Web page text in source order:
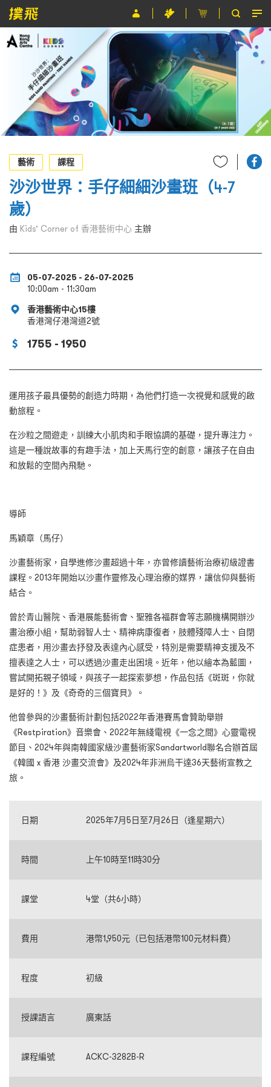
節目
主辦單位
關於撲飛
條款及細則
EN
藝術
課程
沙沙世界：手仔細細沙畫班（4-7
歲）
由 Kids’ Corner of 香港藝術中心 主辦
05-07-2025 - 26-07-2025
10:00am - 11:30am
香港藝術中心15樓
香港灣仔港灣道2號
1755 - 1950
運用孩子最具優勢的創造力時期，為他們打造一次視覺和感覺的啟
動旅程。
在沙粒之間遊走，訓練大小肌肉和手眼協調的基礎，提升專注力。
這是一種說故事的有趣手法，加上天馬行空的創意，讓孩子在自由
和放鬆的空間內飛馳。
導師
馬穎章（馬仔）
沙畫藝術家，自學進修沙畫超過十年，亦曾修讀藝術治療初級證書
課程。2013年開始以沙畫作靈修及心理治療的媒界，讓信仰與藝術
結合。
曾於青山醫院、香港展能藝術會、聖雅各福群會等志願機構開辦沙
畫治療小組，幫助弱智人士、精神病康復者，肢體殘障人士、自閉
症患者，用沙畫去抒發及表達內心感受，特別是需要精神支援及不
擅表達之人士，可以透過沙畫走出困境。近年，他以繪本為藍圖，
嘗試開拓親子領域，與孩子一起探索夢想，作品包括《斑斑，你就
是好的！》及《奇奇的三個寶貝》。
他曾參與的沙畫藝術計劃包括2022年香港賽馬會贊助舉辦
《Restpiration》音樂會、2022年無綫電視《一念之間》心靈電視
節目、2024年與南韓國家級沙畫藝術家Sandartworld聯名合辦首屆
《韓國 x 香港 沙畫交流會》及2024年非洲烏干達36天藝術宣教之
旅。
日期 2025年7月5日至7月26日（逢星期六）
時間 上午10時至11時30分
課堂 4堂（共6小時）
費用 港幣1,950元 （已包括港幣100元材料費）
程度 初級
授課語言 廣東話
課程編號 ACKC-3282B-R